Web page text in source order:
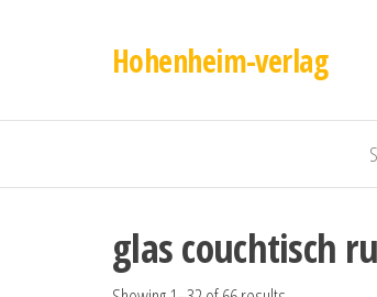
Hohenheim-verlag
glas couchtisch